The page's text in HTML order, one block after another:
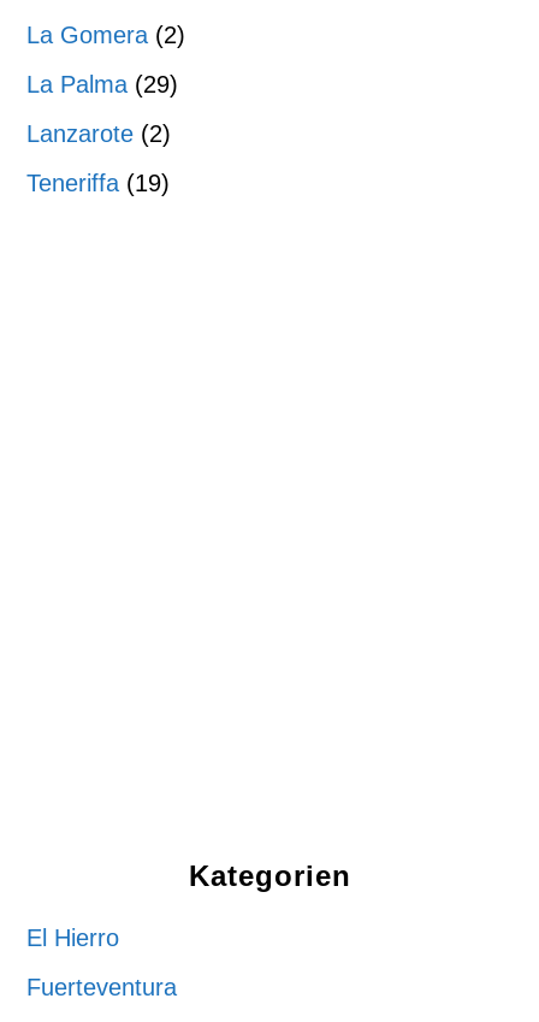
La Gomera (2)
La Palma (29)
Lanzarote (2)
Teneriffa (19)
Kategorien
El Hierro
Fuerteventura